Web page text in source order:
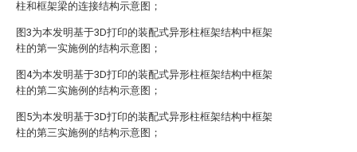
柱和框架梁的连接结构示意图；
图3为本发明基于3D打印的装配式异形柱框架结构中框架
柱的第一实施例的结构示意图；
图4为本发明基于3D打印的装配式异形柱框架结构中框架
柱的第二实施例的结构示意图；
图5为本发明基于3D打印的装配式异形柱框架结构中框架
柱的第三实施例的结构示意图；